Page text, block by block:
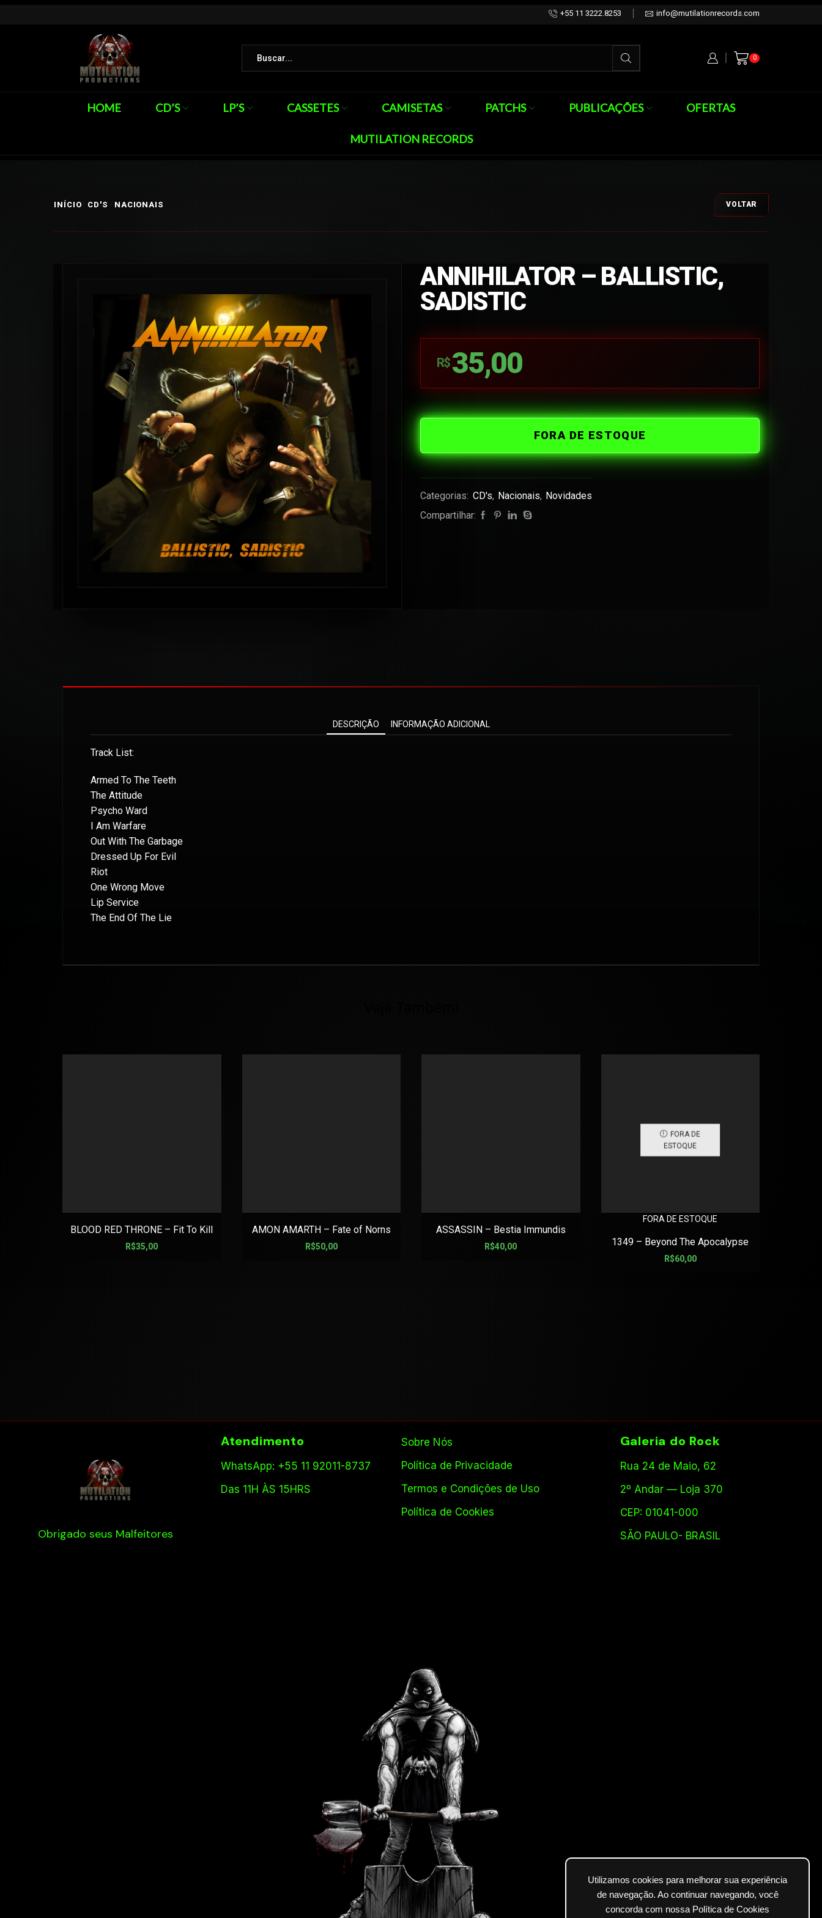
Utilizamos cookies para melhorar sua experiência
de navegação. Ao continuar navegando, você
concorda com nossa Política de Cookies
+55 11 3222.8253 info@mutilationrecords.com
0
HOME CD’S LP’S CASSETES CAMISETAS PATCHS PUBLICAÇÕES OFERTAS
MUTILATION RECORDS
INÍCIO CD'S NACIONAIS VOLTAR
ANNIHILATOR – BALLISTIC,
SADISTIC
R$ 35,00
FORA DE ESTOQUE
Categorias: CD's, Nacionais, Novidades
Compartilhar:
DESCRIÇÃO INFORMAÇÃO ADICIONAL
Track List:
Armed To The Teeth
The Attitude
Psycho Ward
I Am Warfare
Out With The Garbage
Dressed Up For Evil
Riot
One Wrong Move
Lip Service
The End Of The Lie
BLOOD RED THRONE – Fit To Kill
R$35,00
AMON AMARTH – Fate of Norns
R$50,00
ASSASSIN – Bestia Immundis
R$40,00
FORA DE
ESTOQUE
FORA DE ESTOQUE
1349 – Beyond The Apocalypse
R$60,00
Obrigado seus Malfeitores
Atendimento
WhatsApp: +55 11 92011-8737
Das 11H ÀS 15HRS
Sobre Nós
Política de Privacidade
Termos e Condições de Uso
Política de Cookies
Galeria do Rock
Rua 24 de Maio, 62
2º Andar — Loja 370
CEP: 01041-000
SÃO PAULO- BRASIL